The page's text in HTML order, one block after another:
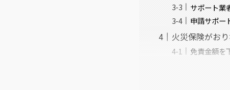
サポート業
申請サポー
火災保険がお
免責金額を